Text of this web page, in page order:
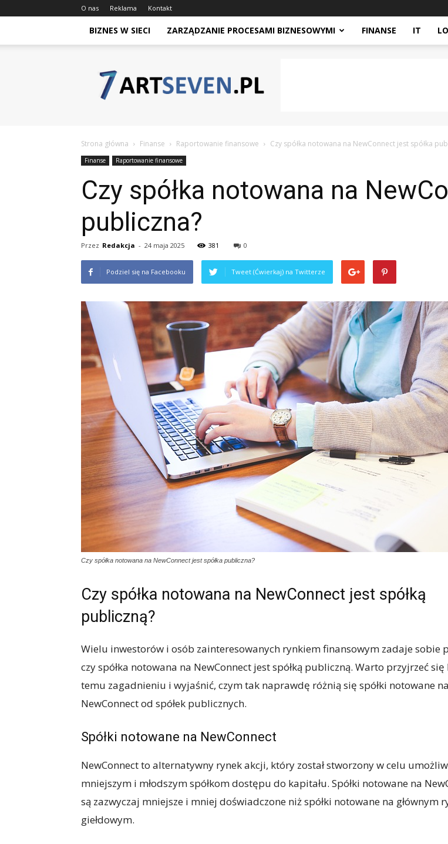
O nas Reklama Kontakt
BIZNES W SIECI ZARZĄDZANIE PROCESAMI BIZNESOWYMI FINANSE IT
Strona główna Finanse Raportowanie finansowe Czy spółka notowana na NewConnect jest spółka
Finanse Raportowanie finansowe
Czy spółka notowana na
publiczna?
Przez Redakcja - 24 maja 2025 381 0
Podziel się na Facebooku Tweet (Ćwierkaj) na Twitterze
Czy spółka notowana na NewConnect jest spółka publiczna?
Czy spółka notowana na NewConnect jest spółką
publiczną?
Wielu inwestorów i osób zainteresowanych rynkiem finansowym zadaje sobie
czy spółka notowana na NewConnect jest spółką publiczną. Warto przyjrzeć
temu zagadnieniu i wyjaśnić, czym tak naprawdę różnią się spółki notowane na
NewConnect od spółek publicznych.
Spółki notowane na NewConnect
NewConnect to alternatywny rynek akcji, który został stworzony w celu
mniejszym i młodszym spółkom dostępu do kapitału. Spółki notowane na
są zazwyczaj mniejsze i mniej doświadczone niż spółki notowane na głównym
giełdowym.